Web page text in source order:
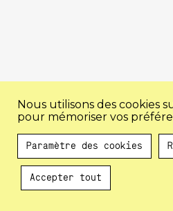
Au programme !
Nous utilisons des cookies
pour mémoriser vos
Paramètre des cookies
Accepter tout